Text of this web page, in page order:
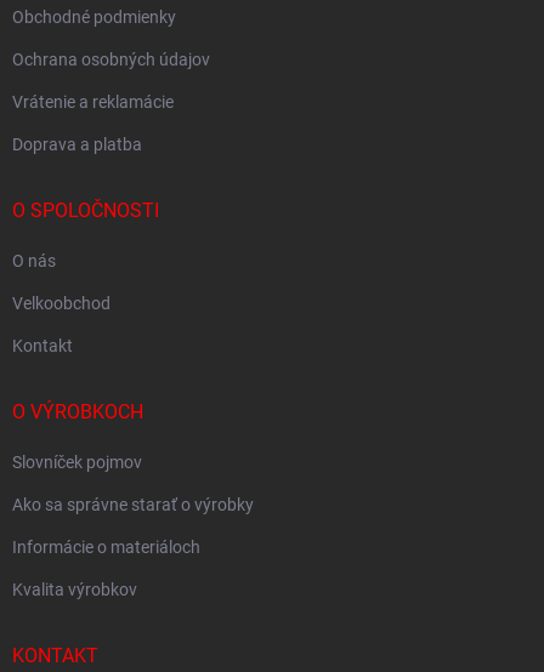
Obchodné podmienky
Ochrana osobných údajov
Vrátenie a reklamácie
Doprava a platba
O SPOLOČNOSTI
O nás
Velkoobchod
Kontakt
O VÝROBKOCH
Slovníček pojmov
Ako sa správne starať o výrobky
Informácie o materiáloch
Kvalita výrobkov
KONTAKT